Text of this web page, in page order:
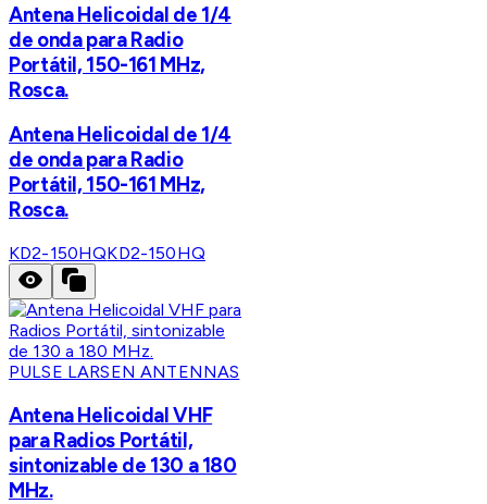
Antena Helicoidal de 1/4
de onda para Radio
Portátil, 150-161 MHz,
Rosca.
Antena Helicoidal de 1/4
de onda para Radio
Portátil, 150-161 MHz,
Rosca.
KD2-150HQKD2-150HQ
PULSE LARSEN ANTENNAS
Antena Helicoidal VHF
para Radios Portátil,
sintonizable de 130 a 180
MHz.